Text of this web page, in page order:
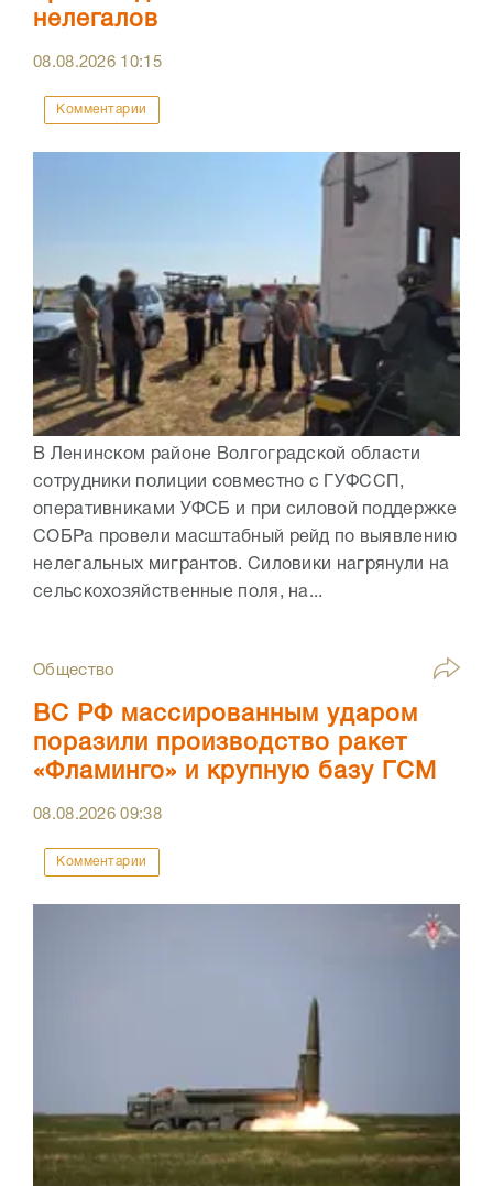
нелегалов
08.08.2026 10:15
Комментарии
В Ленинском районе Волгоградской области
сотрудники полиции совместно с ГУФССП,
оперативниками УФСБ и при силовой поддержке
СОБРа провели масштабный рейд по выявлению
нелегальных мигрантов. Силовики нагрянули на
сельскохозяйственные поля, на...
Общество
ВС РФ массированным ударом
поразили производство ракет
«Фламинго» и крупную базу ГСМ
08.08.202609:38
Комментарии